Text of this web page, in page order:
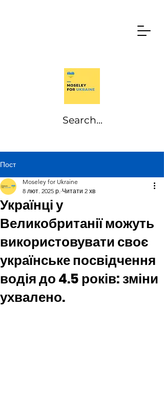
Пост
Українці у
Великобританії можуть
використовувати своє
українське посвідчення
водія до 4.5 років: зміни
ухвалено.
Moseley for Ukraine
8 лют. 2025 р. Читати 2 хв